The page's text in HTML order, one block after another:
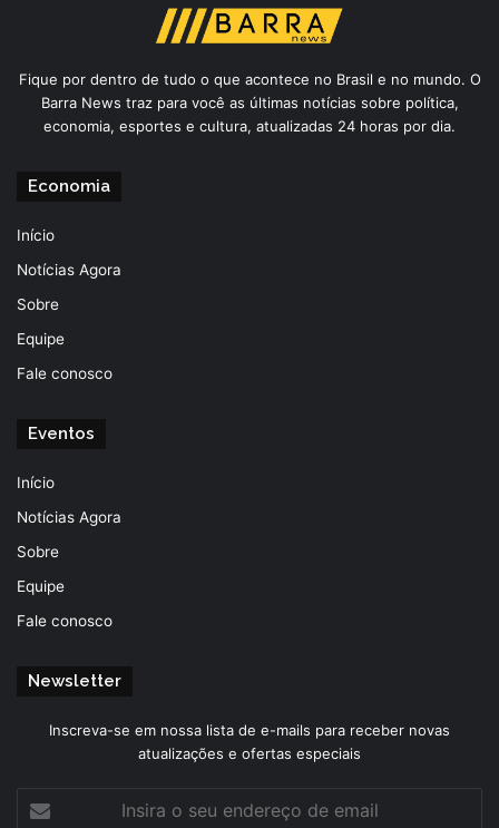
Fique por dentro de tudo o que acontece no Brasil e no mundo. O
Barra News traz para você as últimas notícias sobre política,
economia, esportes e cultura, atualizadas 24 horas por dia.
Economia
Início
Notícias Agora
Sobre
Equipe
Fale conosco
Eventos
Início
Notícias Agora
Sobre
Equipe
Fale conosco
Newsletter
Inscreva-se em nossa lista de e-mails para receber novas
atualizações e ofertas especiais